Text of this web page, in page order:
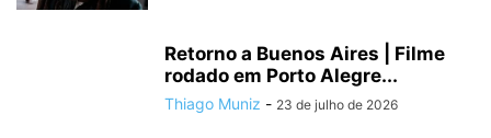
Retorno a Buenos Aires | Filme
rodado em Porto Alegre...
Thiago Muniz - 23 de julho de 2026